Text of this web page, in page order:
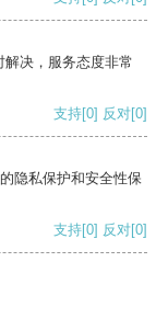
决，服务态度非常
支持[0] 反对[0]
隐私保护和安全性保
支持[0] 反对[0]